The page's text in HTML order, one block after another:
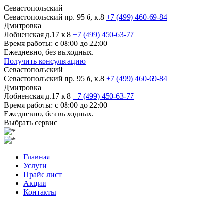
Севастопольский
Севастопольский пр. 95 б, к.8 +7 (499) 460-69-84
Дмитровка
Лобненская д.17 к.8 +7 (499) 450-63-77
Время работы: с 08:00 до 22:00
Ежедневно, без выходных.
Получить консультацию
Севастопольский
Севастопольский пр. 95 б, к.8 +7 (499) 460-69-84
Дмитровка
Лобненская д.17 к.8 +7 (499) 450-63-77
Время работы: с 08:00 до 22:00
Ежедневно, без выходных.
Выбрать сервис
Главная
Услуги
Прайс лист
Акции
Контакты